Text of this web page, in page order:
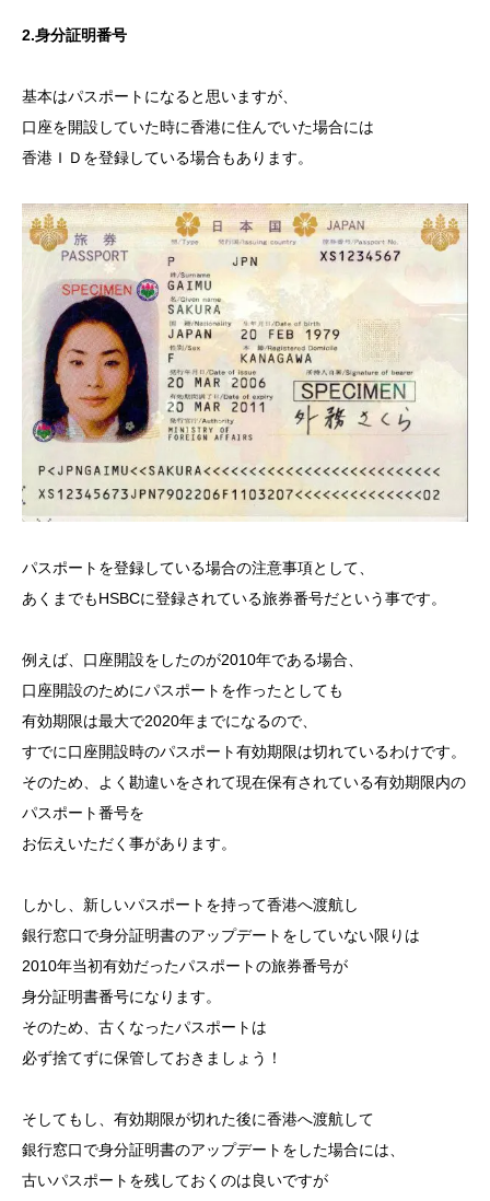
2.身分証明番号
基本はパスポートになると思いますが、
口座を開設していた時に香港に住んでいた場合には
香港ＩＤを登録している場合もあります。
パスポートを登録している場合の注意事項として、
あくまでもHSBCに登録されている旅券番号だという事です。
例えば、口座開設をしたのが2010年である場合、
口座開設のためにパスポートを作ったとしても
有効期限は最大で2020年までになるので、
すでに口座開設時のパスポート有効期限は切れているわけです。
そのため、よく勘違いをされて現在保有されている有効期限内の
パスポート番号を
お伝えいただく事があります。
しかし、新しいパスポートを持って香港へ渡航し
銀行窓口で身分証明書のアップデートをしていない限りは
2010年当初有効だったパスポートの旅券番号が
身分証明書番号になります。
そのため、古くなったパスポートは
必ず捨てずに保管しておきましょう！
そしてもし、有効期限が切れた後に香港へ渡航して
銀行窓口で身分証明書のアップデートをした場合には、
古いパスポートを残しておくのは良いですが